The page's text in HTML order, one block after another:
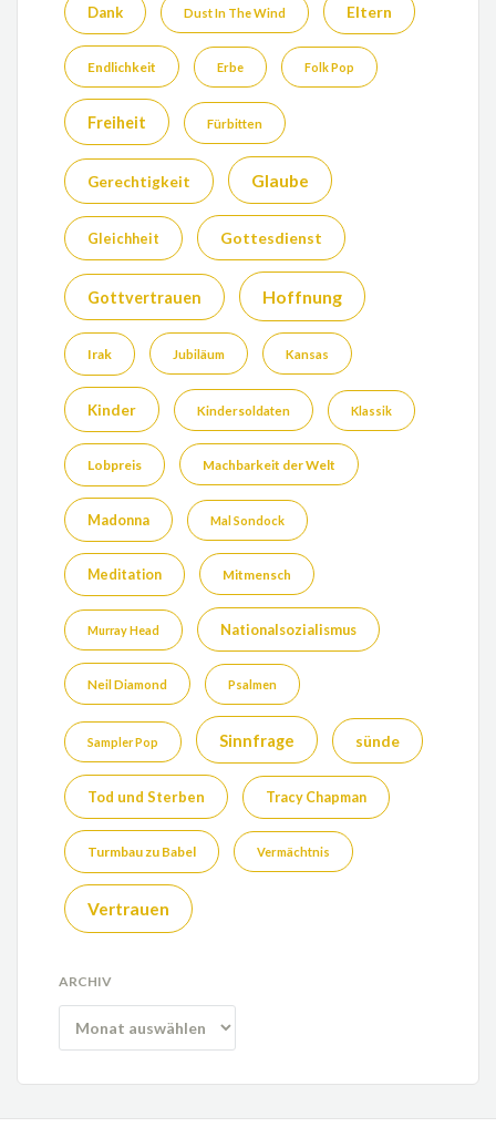
Dank Dust In The Wind Eltern
Endlichkeit Erbe Folk Pop
Freiheit Fürbitten
Gerechtigkeit Glaube
Gleichheit Gottesdienst
Gottvertrauen Hoffnung
Irak Jubiläum Kansas
Kinder Kindersoldaten Klassik
Lobpreis Machbarkeit der Welt
Madonna Mal Sondock
Meditation Mitmensch
Murray Head Nationalsozialismus
Neil Diamond Psalmen
Sampler Pop Sinnfrage sünde
Tod und Sterben Tracy Chapman
Turmbau zu Babel Vermächtnis
Vertrauen
ARCHIV